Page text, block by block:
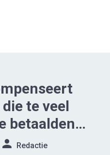
te veel
betaalden
Redactie